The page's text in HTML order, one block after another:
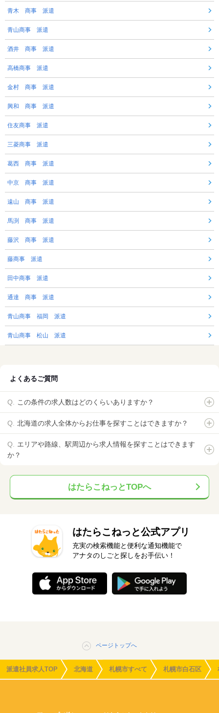
青木 商事 派遣
青山商事 派遣
酒井 商事 派遣
高橋商事 派遣
金村 商事 派遣
興和 商事 派遣
住友商事 派遣
三菱商事 派遣
葛西 商事 派遣
中京 商事 派遣
遠山 商事 派遣
馬渕 商事 派遣
藤沢 商事 派遣
藤商事 派遣
田中商事 派遣
通達 商事 派遣
青山商事 福岡 派遣
青山商事 松山 派遣
よくあるご質問
この条件の求人数はどのくらいありますか？
北海道の求人全体からお仕事を探すことはできますか？
エリアや路線、駅周辺から求人情報を探すことはできます
か？
はたらこねっとTOPへ
はたらこねっと公式アプリ
充実の検索機能と便利な通知機能で
アナタのしごと探しをお手伝い！
ページトップへ
派遣社員求人TOP 北海道 札幌市すべて 札幌市白石区